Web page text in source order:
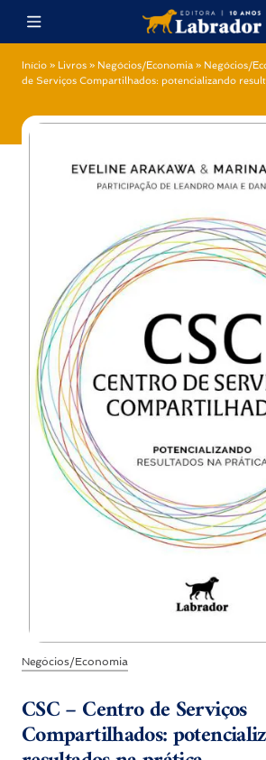
Início » Livros » Negócios/Economia » Negócios/
de Serviços Compartilhados: potencializando
Negócios/Economia
CSC – Centro de Serviços
Compartilhados: